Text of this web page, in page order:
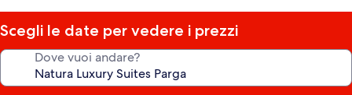
Scegli le date per vedere i prezzi
Dove vuoi andare?